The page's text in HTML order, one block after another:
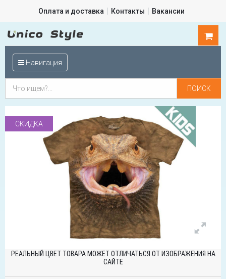
Оплата и доставка Контакты Вакансии
Навигация
СКИДКА
РЕАЛЬНЫЙ ЦВЕТ ТОВАРА МОЖЕТ ОТЛИЧАТЬСЯ ОТ ИЗОБРАЖЕНИЯ НА
САЙТЕ